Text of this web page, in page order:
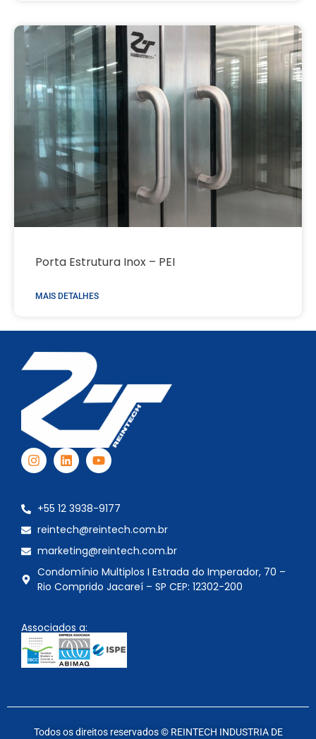
Porta Estrutura Inox – PEI
MAIS DETALHES
+55 12 3938-9177
reintech@reintech.com.br
marketing@reintech.com.br
Condomínio Multiplos I Estrada do Imperador, 70 –
Rio Comprido Jacareí – SP CEP: 12302-200
Associados a:
Todos os direitos reservados © REINTECH INDUSTRIA DE